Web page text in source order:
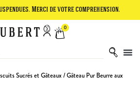
de votre compréhension. Le site
0
Sucrés et Gâteaux / Gâteau Pur Beurre aux